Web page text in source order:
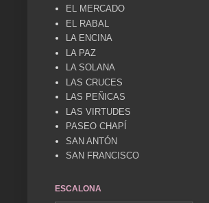
EL MERCADO
EL RABAL
LA ENCINA
LA PAZ
LA SOLANA
LAS CRUCES
LAS PEÑICAS
LAS VIRTUDES
PASEO CHAPÍ
SAN ANTÓN
SAN FRANCISCO
ESCALONA